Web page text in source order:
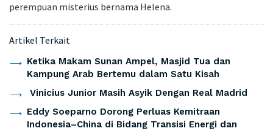
perempuan misterius bernama Helena.
Artikel Terkait
Ketika Makam Sunan Ampel, Masjid Tua dan
Kampung Arab Bertemu dalam Satu Kisah
Vinicius Junior Masih Asyik Dengan Real Madrid
Eddy Soeparno Dorong Perluas Kemitraan
Indonesia–China di Bidang Transisi Energi dan